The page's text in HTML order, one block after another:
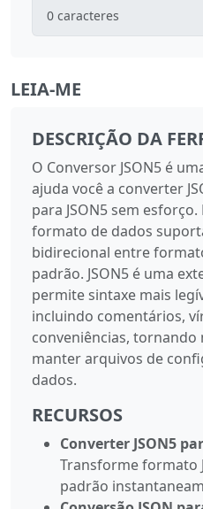
0 caracteres
LEIA-ME
DESCRIÇÃO DA
O Conversor JSON5 é
ajuda você a converter
para JSON5 sem
formato de dados
bidirecional entre
padrão. JSON5 é uma
permite sintaxe mais
incluindo comentários,
conveniências, tornando
manter arquivos de
dados.
RECURSOS
Converter JSON5
Transforme formato
padrão